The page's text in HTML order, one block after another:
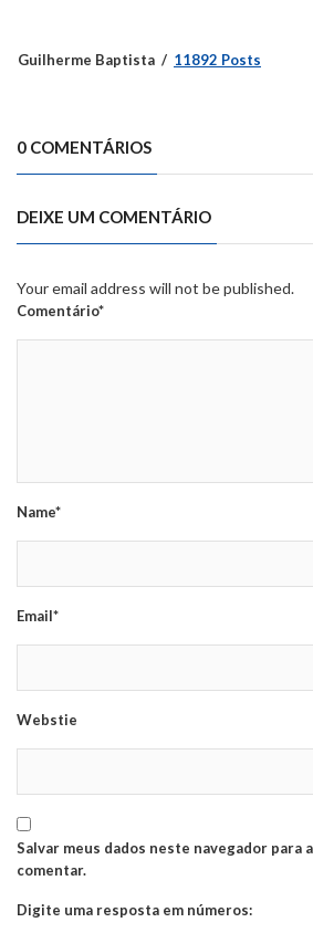
Guilherme Baptista 11892 Posts
0 COMENTÁRIOS
DEIXE UM COMENTÁRIO
Your email address will not be published.
Comentário*
Name*
Email*
Webstie
Salvar meus dados neste navegador para
comentar.
Digite uma resposta em números: